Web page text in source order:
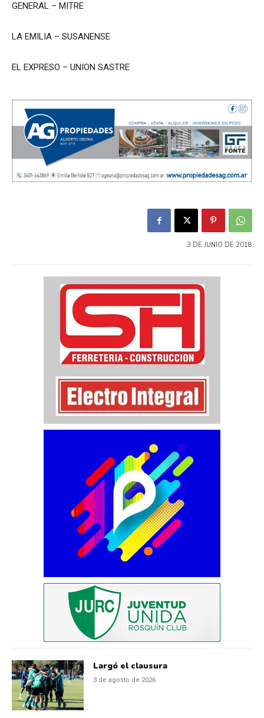
GENERAL – MITRE
LA EMILIA – SUSANENSE
EL EXPRESO – UNION SASTRE
3 DE JUNIO DE 2018
Largó el clausura
3 de agosto de 2026